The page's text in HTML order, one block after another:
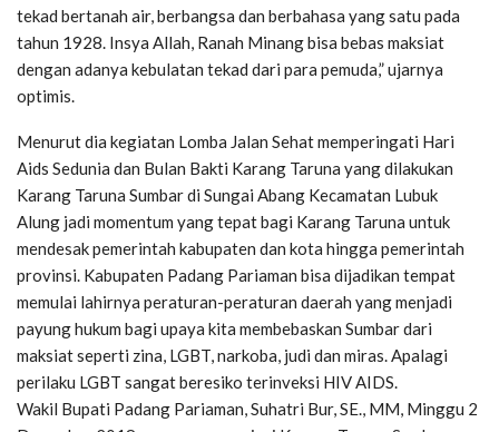
tekad bertanah air, berbangsa dan berbahasa yang satu pada
tahun 1928. Insya Allah, Ranah Minang bisa bebas maksiat
dengan adanya kebulatan tekad dari para pemuda,” ujarnya
optimis.
Menurut dia kegiatan Lomba Jalan Sehat memperingati Hari
Aids Sedunia dan Bulan Bakti Karang Taruna yang dilakukan
Karang Taruna Sumbar di Sungai Abang Kecamatan Lubuk
Alung jadi momentum yang tepat bagi Karang Taruna untuk
mendesak pemerintah kabupaten dan kota hingga pemerintah
provinsi. Kabupaten Padang Pariaman bisa dijadikan tempat
memulai lahirnya peraturan-peraturan daerah yang menjadi
payung hukum bagi upaya kita membebaskan Sumbar dari
maksiat seperti zina, LGBT, narkoba, judi dan miras. Apalagi
perilaku LGBT sangat beresiko terinveksi HIV AIDS.
Wakil Bupati Padang Pariaman, Suhatri Bur, SE., MM, Minggu 2